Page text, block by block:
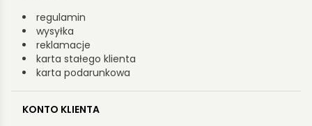
regulamin
wysyłka
reklamacje
karta stałego klienta
karta podarunkowa
KONTO KLIENTA